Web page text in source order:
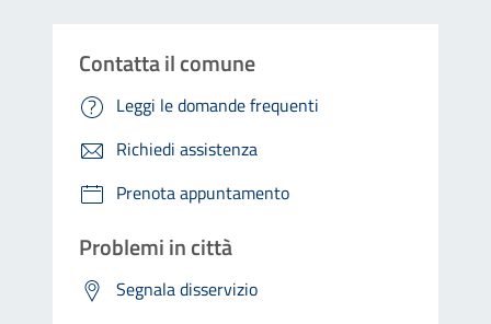
Contatta il comune
Leggi le domande frequenti
Richiedi assistenza
Prenota appuntamento
Problemi in città
Segnala disservizio